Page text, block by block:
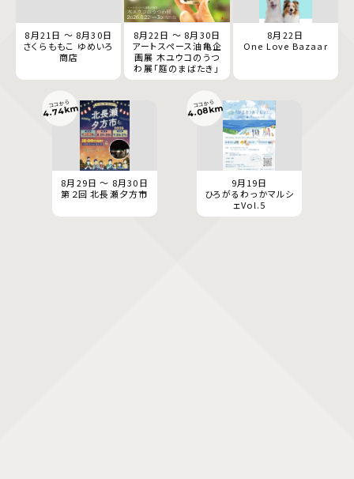
8月21日 ～ 8月30日
さくらももこ ゆめいろ
商店
8月22日 ～ 8月30日
アートスペース油亀企
画展 木ユウコのうつ
わ展「庭のまばたき」
8月22日
One Love Bazaar
8月29日 ～ 8月30日
第２回 北長瀬夕方市
ココから
4.74km
9月19日
ひろがるわっかマルシ
ェVol.5
ココから
4.08km